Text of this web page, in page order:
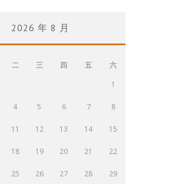
2026 年 8 月
二 三 四 五
六
1
4 5 6 7 8
11 12 13 14 15
18 19 20 21 22
25 26 27 28 29